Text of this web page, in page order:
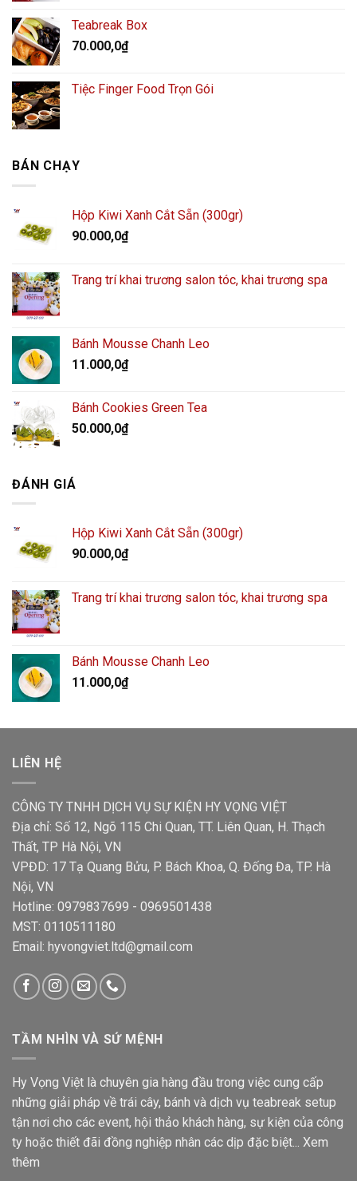
Teabreak Box
70.000,0₫
Tiệc Finger Food Trọn Gói
BÁN CHẠY
Hộp Kiwi Xanh Cắt Sẵn (300gr)
90.000,0₫
Trang trí khai trương salon tóc, khai trương spa
Bánh Mousse Chanh Leo
11.000,0₫
Bánh Cookies Green Tea
50.000,0₫
ĐÁNH GIÁ
Hộp Kiwi Xanh Cắt Sẵn (300gr)
90.000,0₫
Trang trí khai trương salon tóc, khai trương spa
Bánh Mousse Chanh Leo
11.000,0₫
LIÊN HỆ
CÔNG TY TNHH DỊCH VỤ SỰ KIỆN HY VỌNG VIỆT
Địa chỉ: Số 12, Ngõ 115 Chi Quan, TT. Liên Quan, H. Thạch
Thất, TP Hà Nội, VN
VPĐD: 17 Tạ Quang Bửu, P. Bách Khoa, Q. Đống Đa, TP. Hà
Nội, VN
Hotline: 0979837699 - 0969501438
MST: 0110511180
Email: hyvongviet.ltd@gmail.com
TẦM NHÌN VÀ SỨ MỆNH
Hy Vọng Việt là chuyên gia hàng đầu trong việc cung cấp
những giải pháp về trái cây, bánh và dịch vụ teabreak setup
tận nơi cho các event, hội thảo khách hàng, sự kiện của công
ty hoặc thiết đãi đồng nghiệp nhân các dịp đặc biệt... Xem
thêm